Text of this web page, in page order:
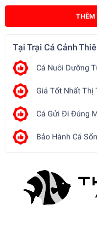
THÊM
Tại Trại Cá Cảnh
Cá Nuôi Dưỡng
Giá Tốt Nhất Thị
Cá Gửi Đi Đúng
Bảo Hành Cá